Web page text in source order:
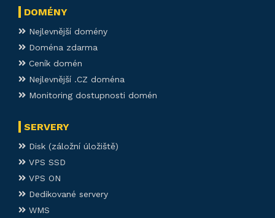
DOMÉNY
Nejlevnější domény
Doména zdarma
Ceník domén
Nejlevnější .CZ doména
Monitoring dostupnosti domén
SERVERY
Disk (záložní úložiště)
VPS SSD
VPS ON
Dedikované servery
WMS